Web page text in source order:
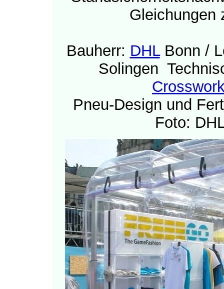
Gleichungen
Bauherr: DHLBonn /
Solingen
Pneu-Design und
Foto: